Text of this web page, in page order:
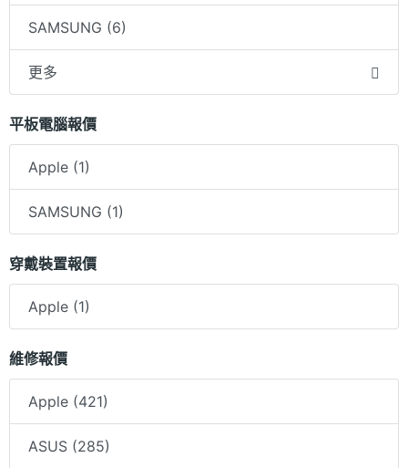
SAMSUNG (6)
更多
平板電腦報價
Apple (1)
SAMSUNG (1)
穿戴裝置報價
Apple (1)
維修報價
Apple (421)
ASUS (285)